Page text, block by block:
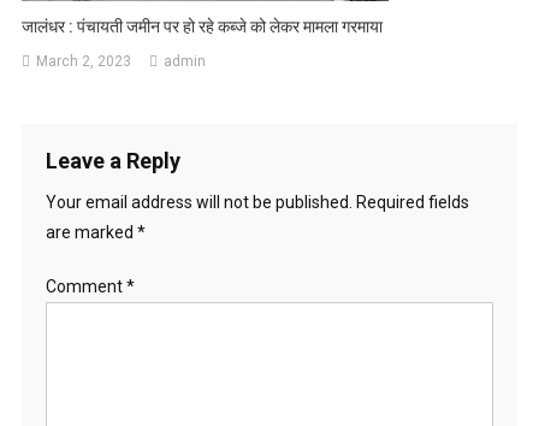
जालंधर : पंचायती जमीन पर हो रहे कब्जे को लेकर मामला गरमाया
March 2, 2023 admin
Leave a Reply
Your email address will not be published. Required fields
are marked *
Comment*